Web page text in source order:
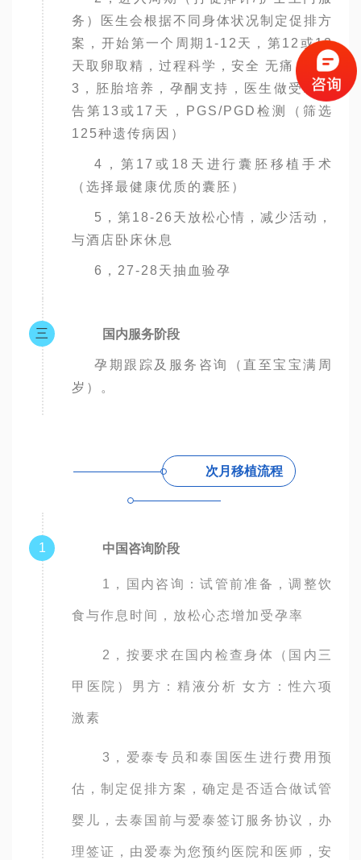
务）医生会根据不同身体状况制定促排方
案，开始第一个周期1-12天，第12或13
天取卵取精，过程科学，安全 无痛
3，胚胎培养，孕酮支持，医生做受精报
告第13或17天，PGS/PGD检测（筛选
125种遗传病因）
4，第17或18天进行囊胚移植手术
（选择最健康优质的囊胚）
5，第18-26天放松心情，减少活动，
与酒店卧床休息
6，27-28天抽血验孕
三 国内服务阶段
孕期跟踪及服务咨询（直至宝宝满周
岁）。
次月移植流程
1 中国咨询阶段
1，国内咨询：试管前准备，调整饮
食与作息时间，放松心态增加受孕率
2，按要求在国内检查身体（国内三
甲医院）男方：精液分析 女方：性六项
激素
3，爱泰专员和泰国医生进行费用预
估，制定促排方案，确定是否适合做试管
婴儿，去泰国前与爱泰签订服务协议，办
理签证，由爱泰为您预约医院和医师，安